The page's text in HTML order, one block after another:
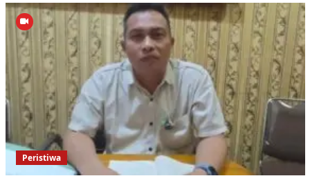
Peristiwa